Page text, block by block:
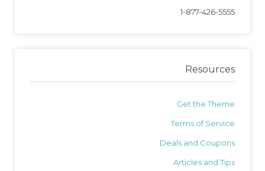
1-877-426-5555
Resources
Get the Theme
Terms of Service
Deals and Coupons
Articles and Tips